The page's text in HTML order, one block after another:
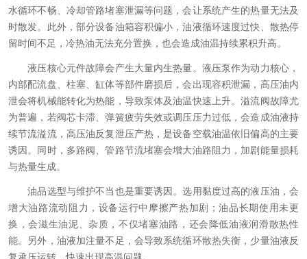
水循环不畅、冷却管路堵塞泄漏等问题，会让系统产生的热量无法及
时散发。此外，部分设备油箱容积偏小，油液循环速度过快、散热停
留时间不足，冷热油无法充分置换，也会造成油温持续累积升高。
液压核心元件故障会产生大量内生热量。液压泵作为动力核心，
内部配流盘、柱塞、缸体等部件磨损后，会出现容积泄漏，高压油内
泄会将机械能转化为热能，导致泵体及油温快速上升。溢流阀故障尤
为普遍，若阀芯卡滞、弹簧疲劳失效或调压压力过低，会造成油液持
续节流溢流，高压油反复泄压产热，是设备空载油温依旧偏高的主要
诱因。同时，多路阀、管路节流堵塞会增大油路阻力，加剧能量损耗
与热量生成。
油品选型与维护不当也是重要诱因。选用黏度过高的液压油，会
增大油路流动阻力，设备运行中摩擦产热加剧；油品长期使用未更
换，会滋生油泥、杂质，不仅堵塞油路，还会降低油液润滑散热性
能。另外，油液加注量不足，会导致系统循环散热失衡，少量油液反